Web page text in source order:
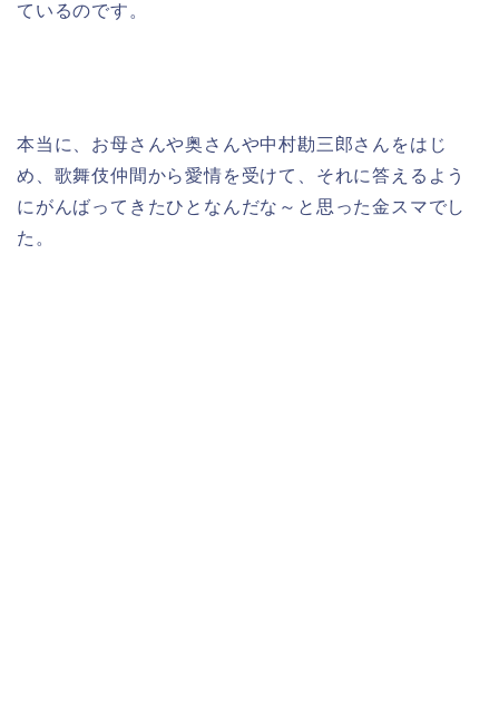
ているのです。
本当に、お母さんや奥さんや中村勘三郎さんをはじ
め、歌舞伎仲間から愛情を受けて、それに答えるよう
にがんばってきたひとなんだな～と思った金スマでし
た。